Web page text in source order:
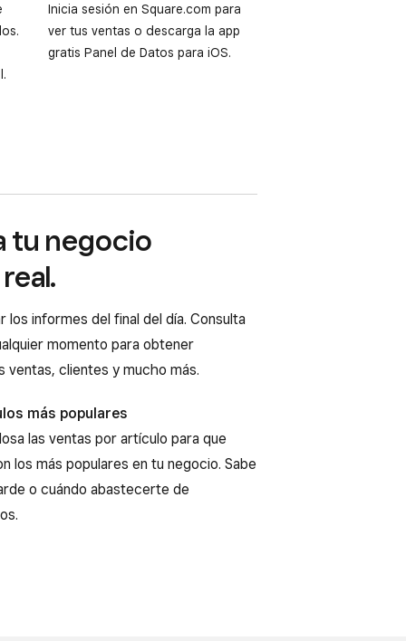
Inicia sesión en Square.com para
ver tus ventas o descarga la app
gratis Panel de Datos para iOS.
tu negocio
los informes del final del día. Consulta
momento para obtener
ventas, clientes y mucho más.
más populares
las ventas por artículo para que
los más populares en tu negocio. Sabe
o cuándo abastecerte de